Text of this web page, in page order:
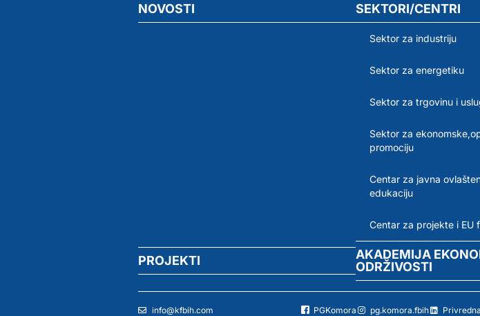
NOVOSTI SEKTORI/CENTRI
Sektor za industriju
Sektor za energetiku
Sektor za trgovinu i
Sektor za
promociju
Centar za javna
edukaciju
Centar za projekte i EU
PROJEKTI
AKADEMIJA
ODRŽIVOSTI
info@kfbih.com PGKomora pg.komora.fbih